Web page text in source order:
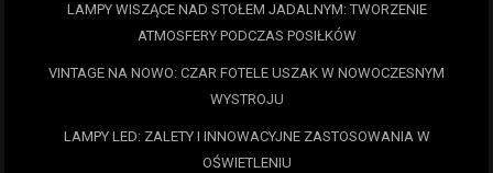
LAMPY WISZĄCE NAD STOŁEM JADALNYM: TWORZENIE
ATMOSFERY PODCZAS POSIŁKÓW
VINTAGE NA NOWO: CZAR FOTELE USZAK W NOWOCZESNYM
WYSTROJU
LAMPY LED: ZALETY I INNOWACYJNE ZASTOSOWANIA W
OŚWIETLENIU